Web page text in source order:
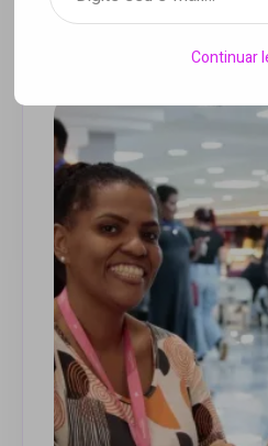
Por AlessandraContinuar